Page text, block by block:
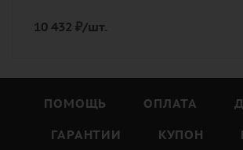
10 432 ₽/шт.
ПОМОЩЬ ОПЛАТА
ГАРАНТИИ
КУПОН